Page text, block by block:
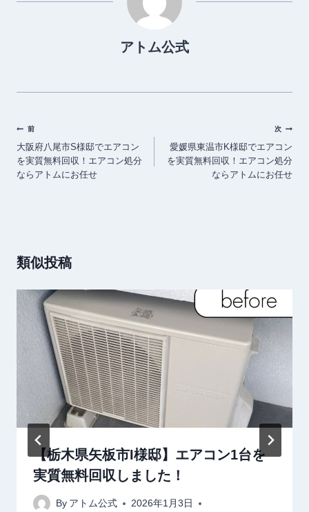
アトム公式
投
稿
ナ
シ
ン
前
大阪府八尾市S様邸でエアコン
を実質無料回収！エアコン処分
ならアトムにお任せ
次
愛媛県東温市K様邸でエアコン
を実質無料回収！エアコン処分
ならアトムにお任せ
類似投稿
【栃木県矢板市I様邸】エアコン1台を
実質無料回収しました！
By アトム公式
2026年1月3日